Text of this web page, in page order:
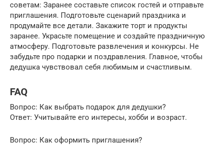
советам: Заранее составьте список гостей и отправьте
приглашения. Подготовьте сценарий праздника и
продумайте все детали. Закажите торт и продукты
заранее. Украсьте помещение и создайте праздничную
атмосферу. Подготовьте развлечения и конкурсы. Не
забудьте про подарки и поздравления. Главное, чтобы
дедушка чувствовал себя любимым и счастливым.
FAQ
Вопрос: Как выбрать подарок для дедушки?
Ответ: Учитывайте его интересы, хобби и возраст.
Вопрос: Как оформить приглашения?